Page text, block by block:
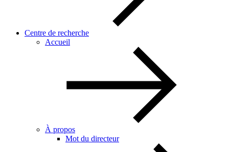
Centre de recherche
Accueil
À propos
Mot du directeur